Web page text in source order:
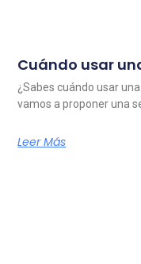
Cuándo usar
¿Sabes cuándo usar
vamos a proponer una
Leer Más